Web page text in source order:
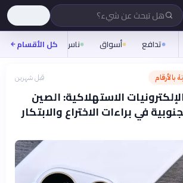
هل تبحث عن شيء؟
تدافع أسواق ناس روح
كل الأقسام
بالأرقام قبل شهرين
الاستهلاكية: الصين
في براءات الاختراع والابتكار